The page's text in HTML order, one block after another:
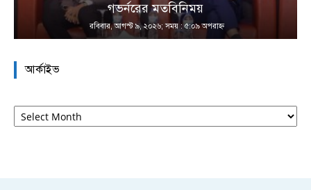
গভর্নরের মতবিনিময়
রবিবার, আগস্ট ৯, ২০২৬; সময় : ৫:০৯ অপরাহ্ণ
আর্কাইভ
আর্কাইভ